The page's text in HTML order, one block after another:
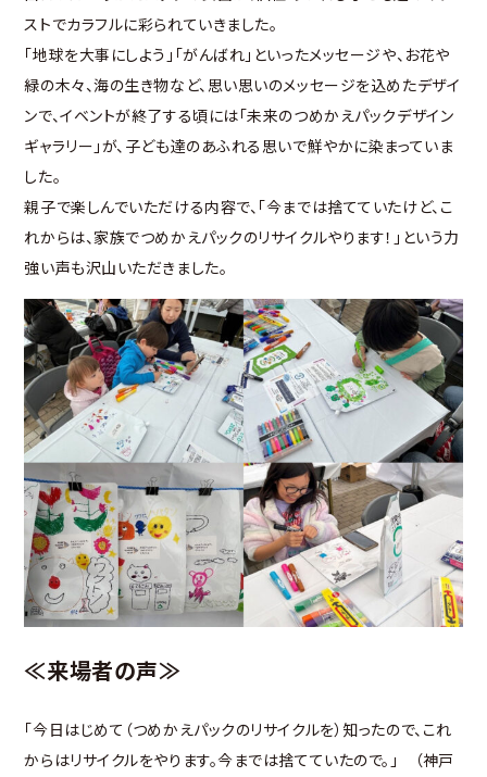
ストでカラフルに彩られていきました。
「地球を大事にしよう」「がんばれ」といったメッセージや、お花や
緑の木々、海の生き物など、思い思いのメッセージを込めたデザイ
ンで、イベントが終了する頃には「未来のつめかえパックデザイン
ギャラリー」が、子ども達のあふれる思いで鮮やかに染まっていま
した。
親子で楽しんでいただける内容で、「今までは捨てていたけど、こ
れからは、家族でつめかえパックのリサイクルやります！」という力
強い声も沢山いただきました。
≪来場者の声≫
「今日はじめて（つめかえパックのリサイクルを）知ったので、これ
からはリサイクルをやります。今までは捨てていたので。」 （神戸